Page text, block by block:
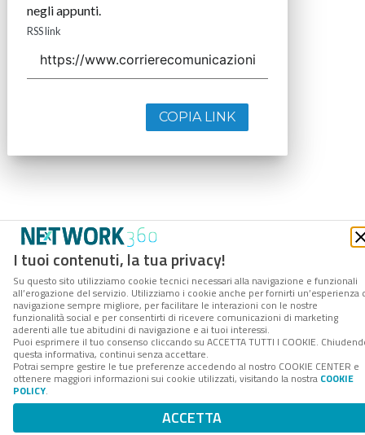
I tuoi contenuti, la tua privacy!
Su questo sito utilizziamo cookie tecnici necessari alla navigazione e funzionali
all’erogazione del servizio. Utilizziamo i cookie anche per fornirti un’esperienza
navigazione sempre migliore, per facilitare le interazioni con le nostre
funzionalità social e per consentirti di ricevere comunicazioni di marketing
aderenti alle tue abitudini di navigazione e ai tuoi interessi.
Puoi esprimere il tuo consenso cliccando su ACCETTA TUTTI I COOKIE.
questa informativa, continui senza accettare.
Potrai sempre gestire le tue preferenze accedendo al nostro COOKIE CENTER e
ottenere maggiori informazioni sui cookie utilizzati, visitando la nostra COOKIE
POLICY.
ACCETTA
negli appunti.
RSS link
COPIA LINK